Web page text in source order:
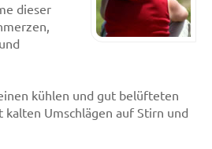
dieser
kühlen und gut belüfteten
Umschlägen auf Stirn und